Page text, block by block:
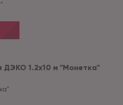
ДЭКО 1.2х10 м "Монетка"